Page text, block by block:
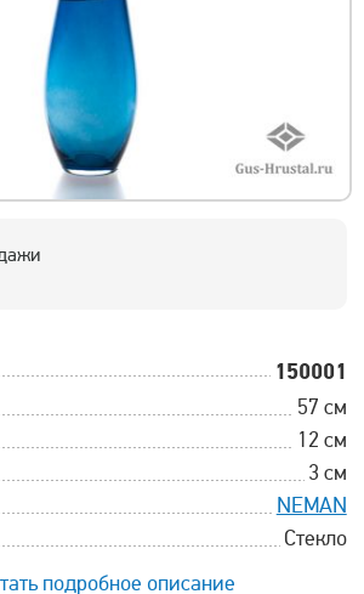
150001
57 см
12 см
3 см
NEMAN
Стекло
подробное описание